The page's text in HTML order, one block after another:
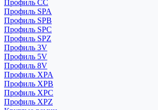
Профиль CC
Профиль SPA
Профиль SPB
Профиль SPC
Профиль SPZ
Профиль 3V
Профиль 5V
Профиль 8V
Профиль XPA
Профиль XPB
Профиль XPC
Профиль XPZ